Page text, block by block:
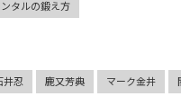
ンタルの鍛え方
井忍 鹿又芳典 マーク金井